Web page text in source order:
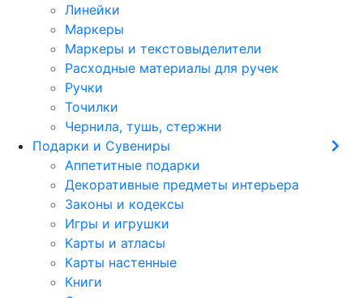
Линейки
Маркеры
Маркеры и текстовыделители
Расходные материалы для ручек
Ручки
Точилки
Чернила, тушь, стержни
Подарки и Сувениры
Аппетитные подарки
Декоративные предметы интерьера
Законы и кодексы
Игры и игрушки
Карты и атласы
Карты настенные
Книги